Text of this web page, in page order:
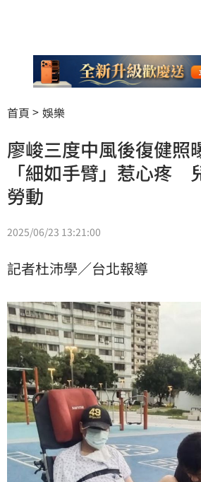
首頁 娛樂
廖峻三度中風後復健照
「細如手臂」惹心疼
勞動
2025/06/23 13:21:00
記者杜沛學／台北報導